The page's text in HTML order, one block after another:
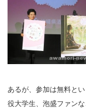
あるが、参加は無料と
役大学生、泡盛ファン